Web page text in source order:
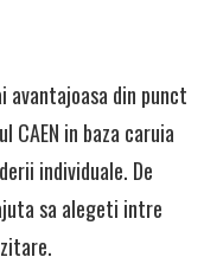
avantajoasa din punct
CAEN in baza caruia
individuale. De
sa alegeti intre